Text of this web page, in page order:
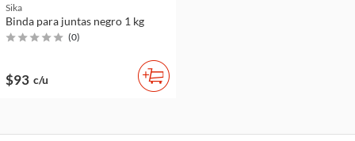
Sika
Binda para juntas negro 1 kg
(0)
$93 c/u